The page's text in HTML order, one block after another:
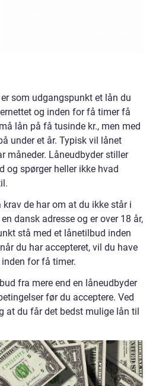
som udgangspunkt et lån du
og inden for få timer få
lån på få tusinde kr., men med
under et år. Typisk vil lånet
måneder. Låneudbyder stiller
og spørger heller ikke hvad
de har om at du ikke står i
dansk adresse og er over 18 år,
stå med et lånetilbud inden
du har accepteret, vil du have
for få timer.
fra mere end en låneudbyder
før du acceptere. Ved
at du får det bedst mulige lån til